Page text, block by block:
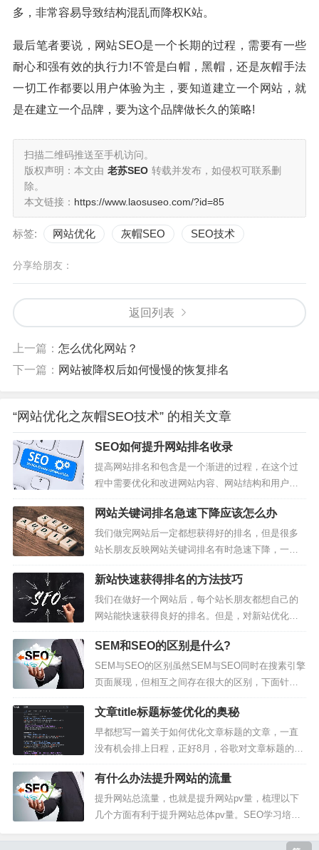
多，非常容易导致结构混乱而降权K站。
最后笔者要说，网站SEO是一个长期的过程，需要有一些
耐心和强有效的执行力!不管是白帽，黑帽，还是灰帽手法
一切工作都要以用户体验为主，要知道建立一个网站，就
是在建立一个品牌，要为这个品牌做长久的策略!
扫描二维码推送至手机访问。
版权声明：本文由 老苏SEO 转载并发布，如侵权可联系删
除。
本文链接： https://www.laosuseo.com/?id=85
标签: 网站优化 灰帽SEO SEO技术
分享给朋友：
返回列表
上一篇： 怎么优化网站？
下一篇： 网站被降权后如何慢慢的恢复排名
“网站优化之灰帽SEO技术” 的相关文章
SEO如何提升网站排名收录
提高网站排名和包含是一个渐进的过程，在这个过
程中需要优化和改进网站内容、网站结构和用户体
验，并不断总结经验，其次，必须更新一些高质量
的原创文章，逐步提高用户体验和网站友好性，只
有这样才能有效提高网站排名和包含。提升 SEO 排
名和包含技巧在 SEO 在优化过程中，关于如何提高
网站排名和收录的问题一直...
网站关键词排名急速下降应该怎么办
我们做完网站后一定都想获得好的排名，但是很多
站长朋友反映网站关键词排名有时急速下降，一旦
没有排名也就意味着流量、收入都会受到影响。那
么我们今天就说说如何应对排名急速下降，网站关
键词排名急速下降应该怎么办？第一：网站内部因
素导致网站排名急速下降其实，网站关键词排名出
现急速下降往往都有一些预感。我们先说...
新站快速获得排名的方法技巧
我们在做好一个网站后，每个站长朋友都想自己的
网站能快速获得良好的排名。但是，对新站优化来
说确实不是一件容易的事，不仅要考虑网站初期的
关键词分析、布局、网站结构优化，还有外链方案
的制定等等，都是一系列系统的工作。今天笔者更
加自己过往的经验跟大家分享一下新站快速获得排
名的方法技巧，希望对大家有所帮助。第...
SEM和SEO的区别是什么?
SEM与SEO的区别虽然SEM与SEO同时在搜素引擎
页面展现，但相互之间存在很大的区别，下面针对S
EM与SEO的区别进行详细介绍。【1、预算收入】
SEM：多数行业价格高昂，竞争激烈的关键词，单
价可以达到数十元甚至数百元，一个月就要花费数
万元甚至数十万元，如果长期做，则需要长期花费
如此高昂的费用。SE...
文章title标题标签优化的奥秘
早都想写一篇关于如何优化文章标题的文章，一直
没有机会排上日程，正好8月，谷歌对文章标题的生
成方式作了变更，现在谷歌更新了文章标题生成方
式，第一时间注意到了这个变化，正好也写一篇文
章来说说这事。从上面可以看到，SEO禅的两篇文
章后面都跟了SEO优化这个关键词，注意这个不是S
有什么办法提升网站的流量
提升网站总流量，也就是提升网站pv量，梳理以下
几个方面有利于提升网站总体pv量。SEO学习培训
SEO网站优化，是完全免费提升网站总体pv的最好